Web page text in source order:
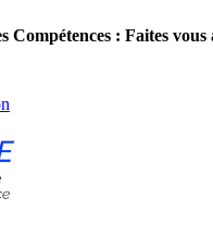
Compétences : Faites